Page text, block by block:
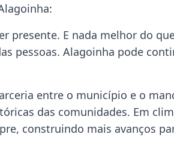
presente. E nada melhor do
pessoas. Alagoinha pode
entre o município e o
das comunidades. Em
construindo mais avanços